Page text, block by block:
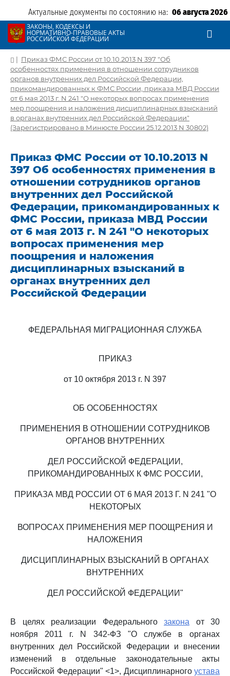
Актуальные документы по состоянию на: 06 августа 2026
ЗАКОНЫ, КОДЕКСЫ И
НОРМАТИВНО-ПРАВОВЫЕ АКТЫ
РОССИЙСКОЙ ФЕДЕРАЦИИ
| Приказ ФМС России от 10.10.2013 N 397 "Об
особенностях применения в отношении сотрудников
органов внутренних дел Российской Федерации,
прикомандированных к ФМС России, приказа МВД России
от 6 мая 2013 г. N 241 "О некоторых вопросах применения
мер поощрения и наложения дисциплинарных взысканий
в органах внутренних дел Российской Федерации"
(Зарегистрировано в Минюсте России 25.12.2013 N 30802)
Приказ ФМС России от 10.10.2013 N
397 Об особенностях применения в
отношении сотрудников органов
внутренних дел Российской
Федерации, прикомандированных к
ФМС России, приказа МВД России
от 6 мая 2013 г. N 241 "О некоторых
вопросах применения мер
поощрения и наложения
дисциплинарных взысканий в
органах внутренних дел
Российской Федерации
ФЕДЕРАЛЬНАЯ МИГРАЦИОННАЯ СЛУЖБА
ПРИКАЗ
от 10 октября 2013 г. N 397
ОБ ОСОБЕННОСТЯХ
ПРИМЕНЕНИЯ В ОТНОШЕНИИ СОТРУДНИКОВ
ОРГАНОВ ВНУТРЕННИХ
ДЕЛ РОССИЙСКОЙ ФЕДЕРАЦИИ,
ПРИКОМАНДИРОВАННЫХ К ФМС РОССИИ,
ПРИКАЗА МВД РОССИИ ОТ 6 МАЯ 2013 Г. N 241 "О
НЕКОТОРЫХ
ВОПРОСАХ ПРИМЕНЕНИЯ МЕР ПООЩРЕНИЯ И
НАЛОЖЕНИЯ
ДИСЦИПЛИНАРНЫХ ВЗЫСКАНИЙ В ОРГАНАХ
ВНУТРЕННИХ
ДЕЛ РОССИЙСКОЙ ФЕДЕРАЦИИ"
В целях реализации Федерального закона от 30
ноября 2011 г. N 342-ФЗ "О службе в органах
внутренних дел Российской Федерации и внесении
изменений в отдельные законодательные акты
Российской Федерации" <1>, Дисциплинарного устава